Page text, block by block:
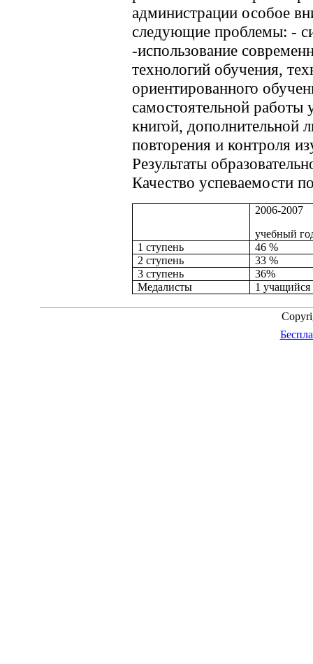
администрации особое
следующие проблемы: -
-использование
технологий обучения,
ориентированного
самостоятельной работы
книгой, дополнительной
повторения и контроля
Результаты
Качество успеваемости
2006-2007
учебный
1 ступень
46 %
2 ступень
33 %
3 ступень
36%
Медалисты
1 учащийся